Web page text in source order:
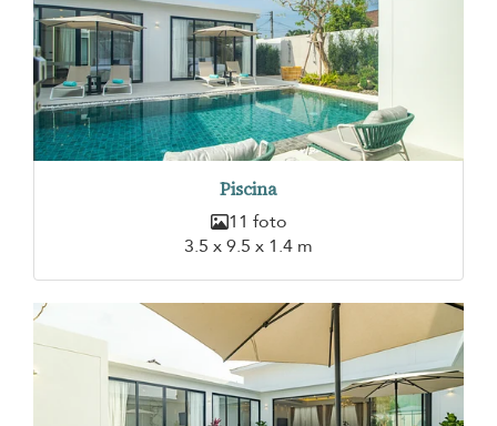
Piscina
11 foto
3.5 x 9.5 x 1.4 m